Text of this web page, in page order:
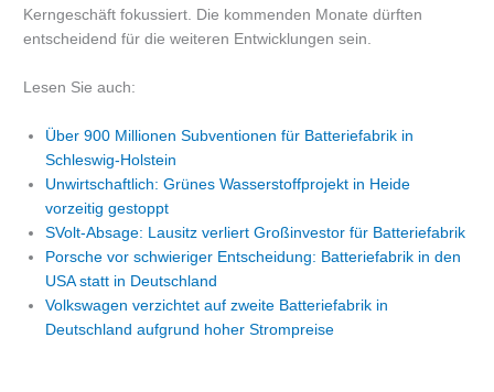
Kerngeschäft fokussiert. Die kommenden Monate dürften
entscheidend für die weiteren Entwicklungen sein.
Lesen Sie auch:
Über 900 Millionen Subventionen für Batteriefabrik in
Schleswig-Holstein
Unwirtschaftlich: Grünes Wasserstoffprojekt in Heide
vorzeitig gestoppt
SVolt-Absage: Lausitz verliert Großinvestor für Batteriefabrik
Porsche vor schwieriger Entscheidung: Batteriefabrik in den
USA statt in Deutschland
Volkswagen verzichtet auf zweite Batteriefabrik in
Deutschland aufgrund hoher Strompreise